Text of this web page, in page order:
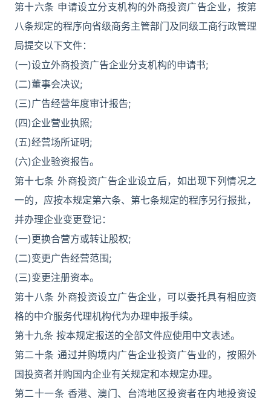
第十六条 申请设立分支机构的外商投资广告企业，按第
八条规定的程序向省级商务主管部门及同级工商行政管理
局提交以下文件：
(一)设立外商投资广告企业分支机构的申请书;
(二)董事会决议;
(三)广告经营年度审计报告;
(四)企业营业执照;
(五)经营场所证明;
(六)企业验资报告。
第十七条 外商投资广告企业设立后，如出现下列情况之
一的，应按本规定第六条、第七条规定的程序另行报批，
并办理企业变更登记：
(一)更换合营方或转让股权;
(二)变更广告经营范围;
(三)变更注册资本。
第十八条 外商投资设立广告企业，可以委托具有相应资
格的中介服务代理机构代为办理申报手续。
第十九条 按本规定报送的全部文件应使用中文表述。
第二十条 通过并购境内广告企业投资广告业的，按照外
国投资者并购国内企业有关规定和本规定办理。
第二十一条 香港、澳门、台湾地区投资者在内地投资设